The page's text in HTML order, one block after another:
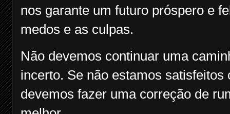
nos garante um futuro próspero e
medos e as culpas.
Não devemos continuar uma
incerto. Se não estamos
devemos fazer uma correção de